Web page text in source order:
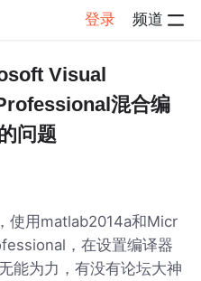
登录 频道
帖子详情
Visual
混合编
问题
使用matlab2014a和Micr
，在设置编译器
能为力，有没有论坛大神